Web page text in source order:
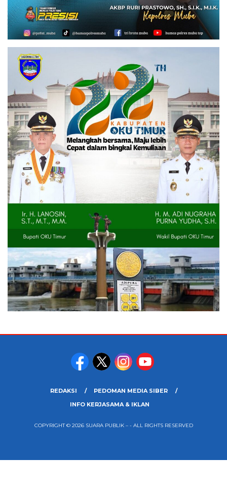
REDAKSI
PEDOMAN MEDIA SIBER
INFO KERJASAMA & IKLAN
COPYRIGHT © 2026 SUARA PUBLIK – - ALL RIGHTS RESERVED